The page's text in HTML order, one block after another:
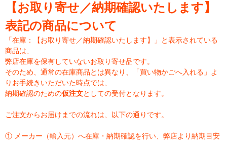
【お取り寄せ／納期確認いたします】
表記の商品について
「在庫：【お取り寄せ／納期確認いたします】」と表示されている
商品は、
弊店在庫を保有していないお取り寄せ品です。
そのため、通常の在庫商品とは異なり、「買い物かごへ入れる」よ
りお手続きいただいた時点では、
納期確認のための仮注文としての受付となります。
ご注文からお届けまでの流れは、以下の通りです。
① メーカー（輸入元）へ在庫・納期確認を行い、弊店より納期目安